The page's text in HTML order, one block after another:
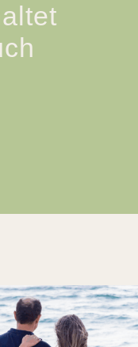
unserer